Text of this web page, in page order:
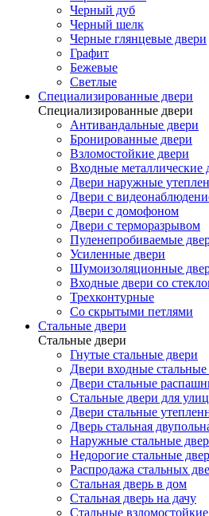
Черный дуб
Черный шелк
Черные глянцевые двери
Графит
Бежевые
Светлые
Специализированные двери
Специализированные двери
Антивандальные двери
Бронированные двери
Взломостойкие двери
Входные металлические
Двери наружные
Двери с
Двери с домофоном
Двери с терморазрывом
Пуленепробиваемые
Усиленные двери
Шумоизоляционные
Входные двери со
Трехконтурные
Со скрытыми петлями
Стальные двери
Стальные двери
Гнутые стальные двери
Двери входные стальные
Двери стальные
Стальные двери для
Двери стальные
Дверь стальная
Наружные стальные
Недорогие стальные
Распродажа стальных
Стальная дверь в дом
Стальная дверь на дачу
Стальные